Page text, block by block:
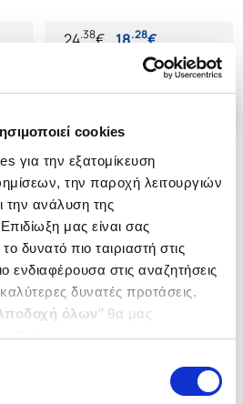
cookies
για την εξατομίκευση
την παροχή λειτουργιών
την ανάλυση της
μας είναι σας
δυνατό πιο ταιριαστή στις
ενδιαφέρουσα στις αναζητήσεις
δυνατές προτάσεις.
όλων’’ θα μας
στα παραπάνω.
από τα παρακάτω με την
΄΄και να ενημερωθείτε σχετικά με
24.38€ 18.28€
Τιμή Πολιτείας